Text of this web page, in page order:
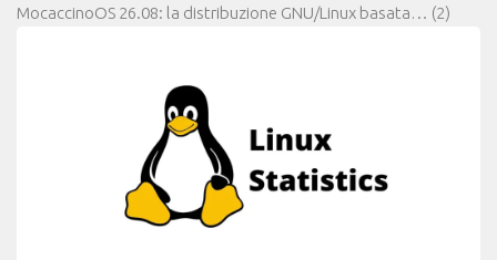
MocaccinoOS 26.08: la distribuzione GNU/Linux basata… (2)